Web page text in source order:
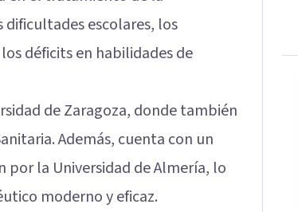
escolares, los
déficits en habilidades de
de Zaragoza, donde también
Además, cuenta con un
por la Universidad de Almería, lo
moderno y eficaz.